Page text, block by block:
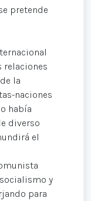
pretende
relaciones
la
naciones
había
diverso
el
y
para